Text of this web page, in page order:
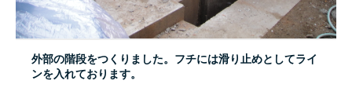
外部の階段をつくりました。フチには滑り止めとしてライ
ンを入れております。